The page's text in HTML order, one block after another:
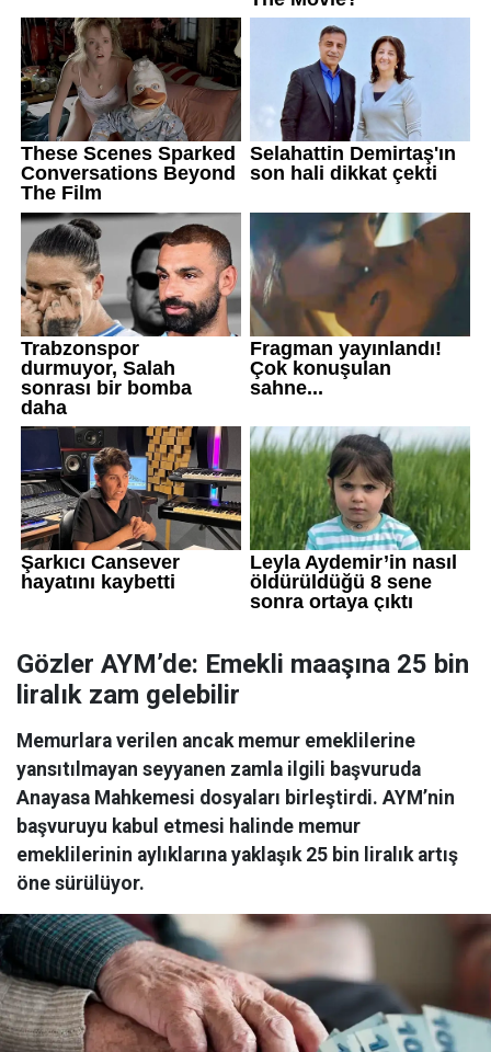
Gözler AYM’de: Emekli maaşına 25 bin
liralık zam gelebilir
Memurlara verilen ancak memur emeklilerine
yansıtılmayan seyyanen zamla ilgili başvuruda
Anayasa Mahkemesi dosyaları birleştirdi. AYM’nin
başvuruyu kabul etmesi halinde memur
emeklilerinin aylıklarına yaklaşık 25 bin liralık artış
öne sürülüyor.